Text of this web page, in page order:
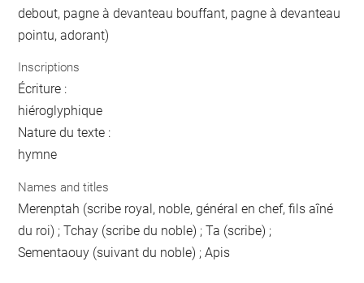
debout, pagne à devanteau bouffant, pagne à devanteau
pointu, adorant)
Inscriptions
Écriture :
hiéroglyphique
Nature du texte :
hymne
Names and titles
Merenptah (scribe royal, noble, général en chef, fils aîné
du roi) ; Tchay (scribe du noble) ; Ta (scribe) ;
Sementaouy (suivant du noble) ; Apis